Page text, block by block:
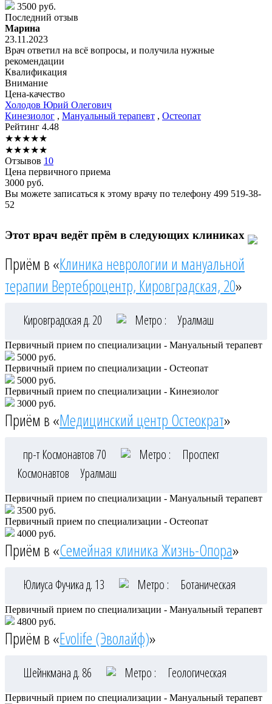
3500 руб.
Последний отзыв
Марина
23.11.2023
Врач ответил на всё вопросы, и получила нужные
рекомендации
Квалификация
Внимание
Цена-качество
Холодов Юрий Олегович
Кинезиолог , Мануальный терапевт , Остеопат
Рейтинг 4.48
★★★★★
★★★★★
Отзывов 10
Цена первичного приема
3000 руб.
Вы можете записаться к этому врачу по телефону 499 519-38-
52
Этот врач ведёт прём в следующих клиниках
Приём в «Клиника неврологии и мануальной
терапии Вертеброцентр, Кировградская, 20»
Кировградская д. 20 Метро : Уралмаш
Первичный прием по специализации - Мануальный терапевт
5000 руб.
Первичный прием по специализации - Остеопат
5000 руб.
Первичный прием по специализации - Кинезиолог
3000 руб.
Приём в «Медицинский центр Остеократ»
пр-т Космонавтов 70 Метро :
Проспект
Космонавтов
Уралмаш
Первичный прием по специализации - Мануальный терапевт
3500 руб.
Первичный прием по специализации - Остеопат
4000 руб.
Приём в «Семейная клиника Жизнь-Опора»
Юлиуса Фучика д. 13 Метро : Ботаническая
Первичный прием по специализации - Мануальный терапевт
4800 руб.
Приём в «Evolife (Эволайф)»
Шейнкмана д. 86 Метро : Геологическая
Первичный прием по специализации - Мануальный терапевт